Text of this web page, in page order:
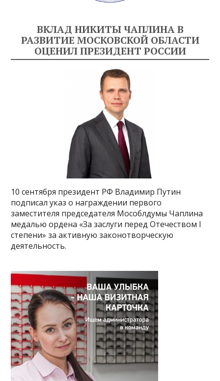
ВКЛАД НИКИТЫ ЧАПЛИНА В
РАЗВИТИЕ МОСКОВСКОЙ ОБЛАСТИ
ОЦЕНИЛ ПРЕЗИДЕНТ РОССИИ
10 сентября президент РФ Владимир Путин
подписал указ о награждении первого
заместителя председателя Мособлдумы Чаплина
медалью ордена «За заслуги перед Отечеством I
степени» за активную законотворческую
деятельность.